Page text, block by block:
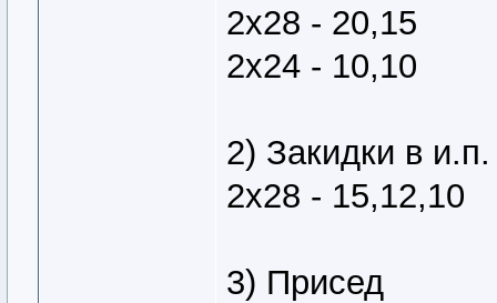
2х28 - 20,15
2х24 - 10,10
2) Закидки в и.п.
2х28 - 15,12,10
3) Присед